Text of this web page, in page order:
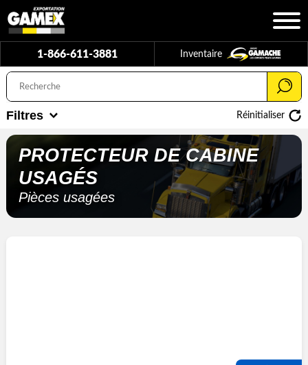
1-866-611-3881 Inventaire
Filtres Réinitialiser
PROTECTEUR DE CABINE
USAGÉS
Pièces usagées